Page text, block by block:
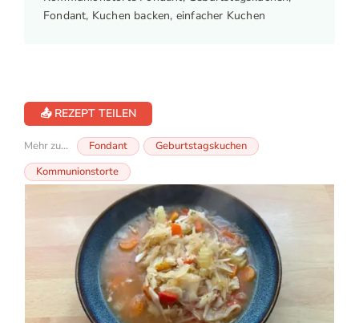
Fondant, Kuchen backen, einfacher Kuchen
📤 REZEPT TEILEN
Mehr zu... Fondant
Geburtstagskuchen
Kommunionstorte